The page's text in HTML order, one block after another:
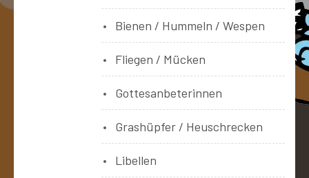
Bienen / Hummeln / Wespen
Fliegen / Mücken
Gottesanbeterinnen
Grashüpfer / Heuschrecken
Libellen